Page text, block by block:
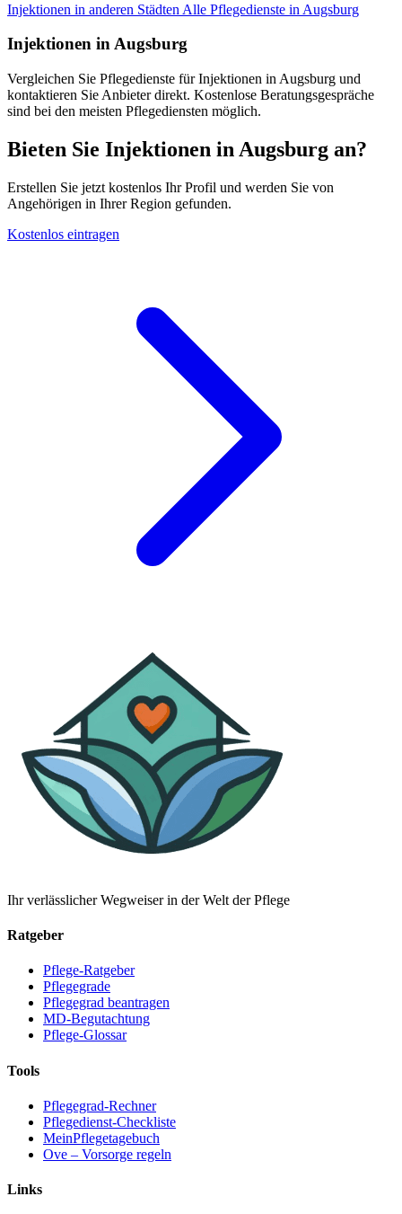
Injektionen in anderen Städten Alle Pflegedienste in Augsburg
Injektionen in Augsburg
Vergleichen Sie Pflegedienste für Injektionen in Augsburg und
kontaktieren Sie Anbieter direkt. Kostenlose Beratungsgespräche
sind bei den meisten Pflegediensten möglich.
Bieten Sie Injektionen in Augsburg an?
Erstellen Sie jetzt kostenlos Ihr Profil und werden Sie von
Angehörigen in Ihrer Region gefunden.
Kostenlos eintragen
Ihr verlässlicher Wegweiser in der Welt der Pflege
Ratgeber
Pflege-Ratgeber
Pflegegrade
Pflegegrad beantragen
MD-Begutachtung
Pflege-Glossar
Tools
Pflegegrad-Rechner
Pflegedienst-Checkliste
MeinPflegetagebuch
Ove – Vorsorge regeln
Links